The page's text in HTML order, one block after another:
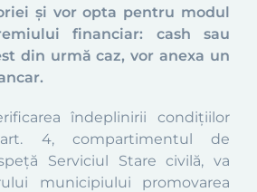
și vor opta pentru modul
financiar: cash sau
din urmă caz, vor anexa un
îndeplinirii condițiilor
4, compartimentul de
Serviciul Stare civilă, va
municipiului promovarea